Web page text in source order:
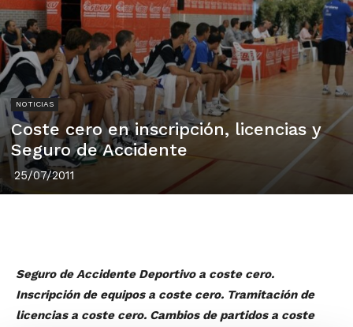
NOTICIAS
Coste cero en inscripción, licencias y
Seguro de Accidente
25/07/2011
Seguro de Accidente Deportivo a coste cero.
Inscripción de equipos a coste cero. Tramitación de
licencias a coste cero. Cambios de partidos a coste